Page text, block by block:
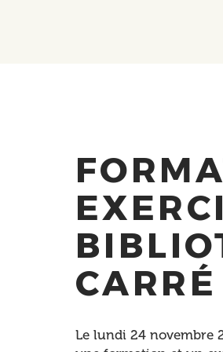
Le lundi 24 novembre